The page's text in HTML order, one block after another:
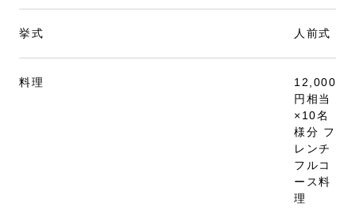
挙式 人前式
料理
12,000
円相当
×10名
様分 フ
レンチ
フルコ
ース料
理